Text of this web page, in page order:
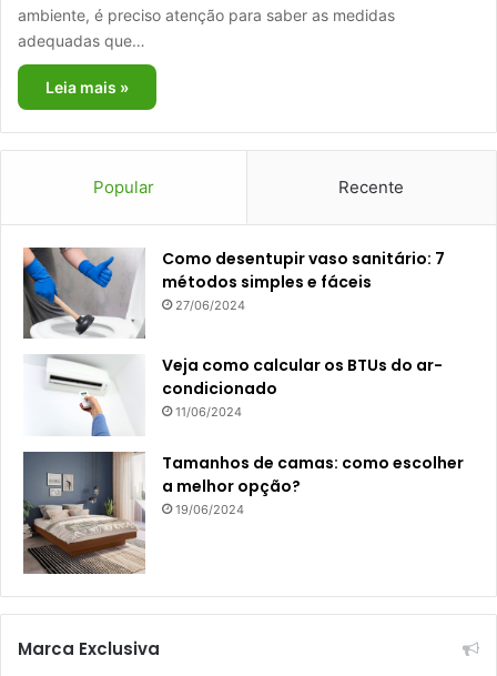
ambiente, é preciso atenção para saber as medidas
adequadas que…
Leia mais »
Popular Recente
Como desentupir vaso sanitário: 7
métodos simples e fáceis
27/06/2024
Veja como calcular os BTUs do ar-
condicionado
11/06/2024
Tamanhos de camas: como escolher
a melhor opção?
19/06/2024
Marca Exclusiva